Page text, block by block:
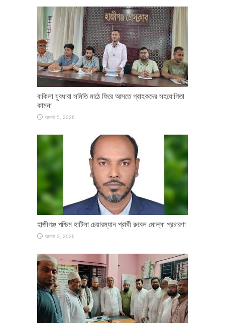
বাকিলা যুবধারা সমিতি মাঠে ফিরে আসতে গ্রাহকদের সহযোগিতা
কামনা
আগস্ট 5, 2026
হাজীগঞ্জ পশ্চিম হাটিলা চেয়ারম্যান প্রার্থী রুবেল মোল্লা প্রচারণা
আগস্ট 3, 2026